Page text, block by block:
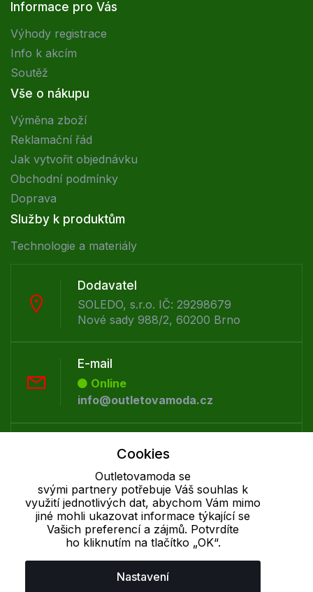
Informace pro Vás
Výhody registrace
Info k akcím
Soutěž
Vše o nákupu
Výměna zboží
Reklamační řád
Jak vytvořit objednávku
Obchodní podmínky
Doprava
Služby k produktům
Technologie a materiály
Dodavatel
SOLEDO, s.r.o. IČ: 29298679
Nové sady 988/2, 60200 Brno
E-mail
Online
info@outletovamoda.cz
+420 530 334 926
Cookie - podrobné nastavení|Další informace|Ochrana osobních
Cookies
Outletovamoda se
svými partnery potřebuje Váš souhlas k
využití jednotlivých dat, abychom Vám mimo
jiné mohli ukazovat informace týkající se
Vašich preferencí a zájmů. Potvrdíte
ho kliknutím na tlačítko „OK“.
Nastavení